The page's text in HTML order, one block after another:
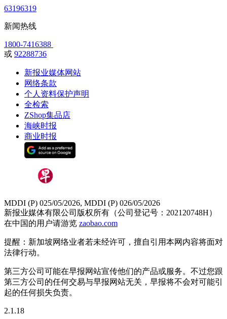
63196319
新闻热线
1800-7416388
或 92288736
新报业媒体网站
网络条款
个人资料保护声明
全检索
ZShop集品店
海峡时报
商业时报
MDDI (P) 025/05/2026, MDDI (P) 026/05/2026
新报业媒体有限公司版权所有（公司登记号：202120748H）
在中国的用户请游览 zaobao.com
提醒：新加坡网络业者若未经许可，擅自引用本网内容将面对
法律行动。
第三方公司可能在早报网站宣传他们的产品或服务。不过您跟
第三方公司的任何交易与早报网站无关，早报将不会对可能引
起的任何损失负责。
2.1.18